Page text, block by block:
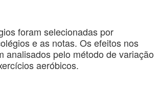
foram selecionadas por
e as notas. Os efeitos nos
analisados pelo método de variação
aeróbicos.